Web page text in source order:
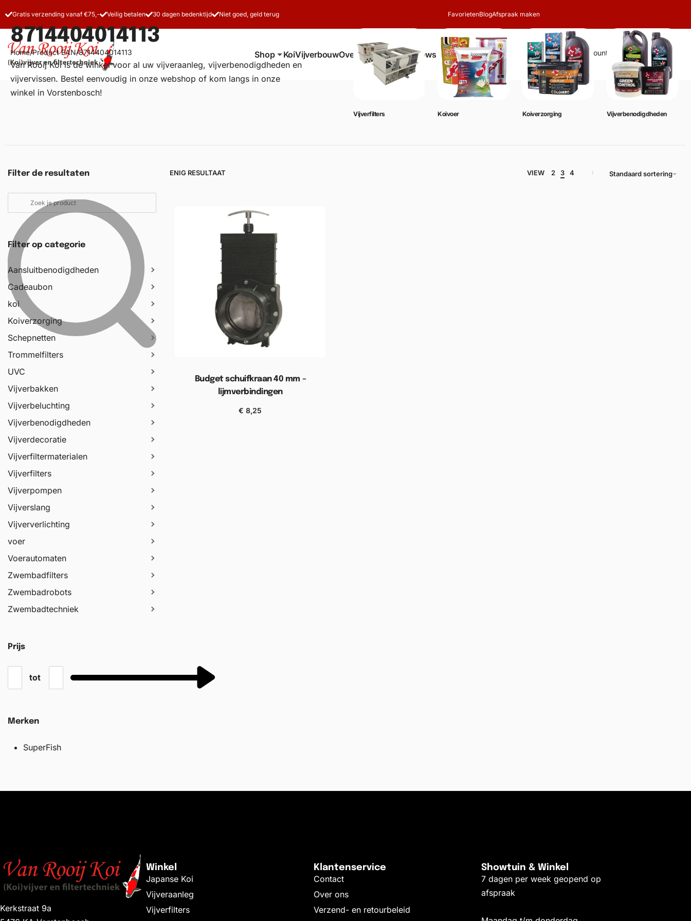
Gratis verzending vanaf €75,- Veilig betalen 30 dagen bedenktijd Niet goed, geld terug FavorietenBlogAfspraak maken
Shop KoiVijverbouwOver onsContactReviews Zoeken Account Winkelwagen 0
8714404014113
Home/Product EAN/8714404014113
Van Rooij Koi is dé winkel voor al uw vijveraanleg, vijverbenodigdheden en
vijvervissen. Bestel eenvoudig in onze webshop of kom langs in onze
winkel in Vorstenbosch!
Vijverfilters Koivoer Koiverzorging Vijverbenodigdheden
Filter de resultaten
Filter op categorie
Aansluitbenodigdheden
Cadeaubon
koi
Koiverzorging
Schepnetten
Trommelfilters
UVC
Vijverbakken
Vijverbeluchting
Vijverbenodigdheden
Vijverdecoratie
Vijverfiltermaterialen
Vijverfilters
Vijverpompen
Vijverslang
Vijververlichting
voer
Voerautomaten
Zwembadfilters
Zwembadrobots
Zwembadtechniek
Prijs
tot
Merken
SuperFish
ENIG RESULTAAT VIEW 2 3 4 Standaard sortering
Budget schuifkraan 40 mm –
lijmverbindingen
€ 8,25
Kerkstraat 9a
Winkel
Japanse Koi
Vijveraanleg
Vijverfilters
Klantenservice
Contact
Over ons
Verzend- en retourbeleid
Showtuin & Winkel
7 dagen per week geopend op
afspraak